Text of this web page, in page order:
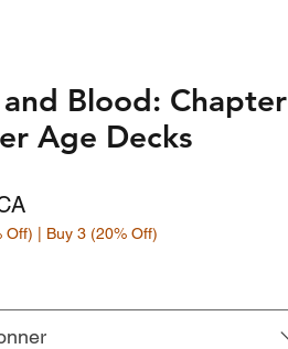
and Blood: Chapter
Age Decks
Prix
Off) | Buy 3 (20% Off)